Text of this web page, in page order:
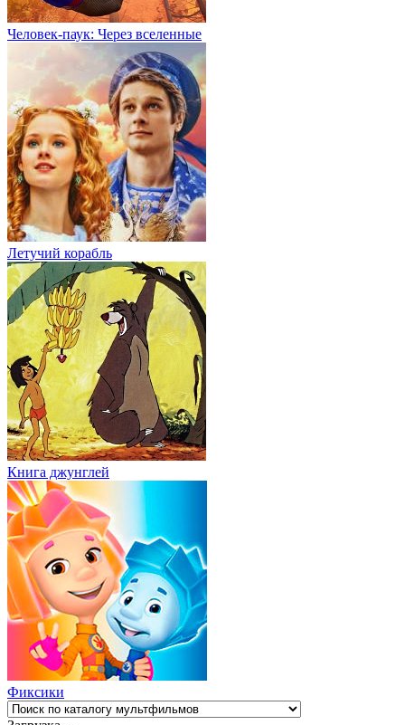
Человек-паук: Через вселенные
Летучий корабль
Книга джунглей
Фиксики